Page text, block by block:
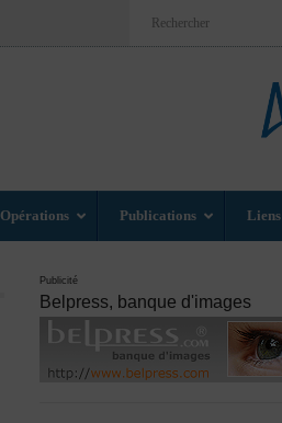
Opérations Publications Liens
Publicité
Belpress, banque d'images